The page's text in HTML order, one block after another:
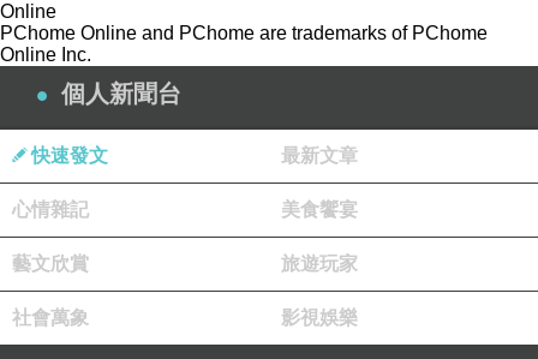
1.)童博與豆豆：于波／蔡少芬飾
2.)童戰與尹天雪(淚痕)：楊俊毅／陳法蓉飾
3.)尹仲與門劍秋：徐少強／張茜飾
4.)尹天奇與趙雲：盧星宇／陽光飾
5.)童心與小刀：張晉／張寶雯飾
人物簡介2：
6.)隱修、龍婆、天行長老：宋來運／鄭佩佩／刘丕
中飾
7.)鐵風、門大器、大柱： 杨量／钟卫华／武嘉辉飾
8.)司徒振，飛天鳯：刘恩旭／胡小庭飾
Online
PChome Online and PChome are trademarks of PChome
Online Inc.
個人新聞台
快速發文 最新文章
心情雜記 美食饗宴
藝文欣賞 旅遊玩家
社會萬象 影視娛樂